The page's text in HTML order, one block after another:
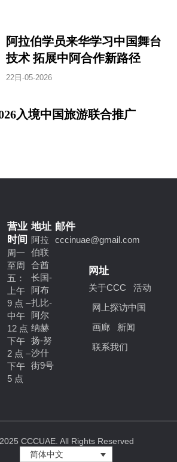
阿拉伯学员来华学习中国舞台
技术 拓展中阿合作新路径
22日-05-2026
入境中国旅游联合推广
营业
时间
周一
至周
五：
上午
9 点 –
中午
12 点
下午
2 点 –
下午
5 点
地址
阿拉
伯联
合酋
长国-
阿布
扎比-
阿尔
纳赫
扬-努
沙什
街9号
邮件
cccinuae@gmail.com
网址
关于CCC
活动
网上探访中国
画廊
新闻
联系我们
CCCUAE. All Rights Reserved
简体中文